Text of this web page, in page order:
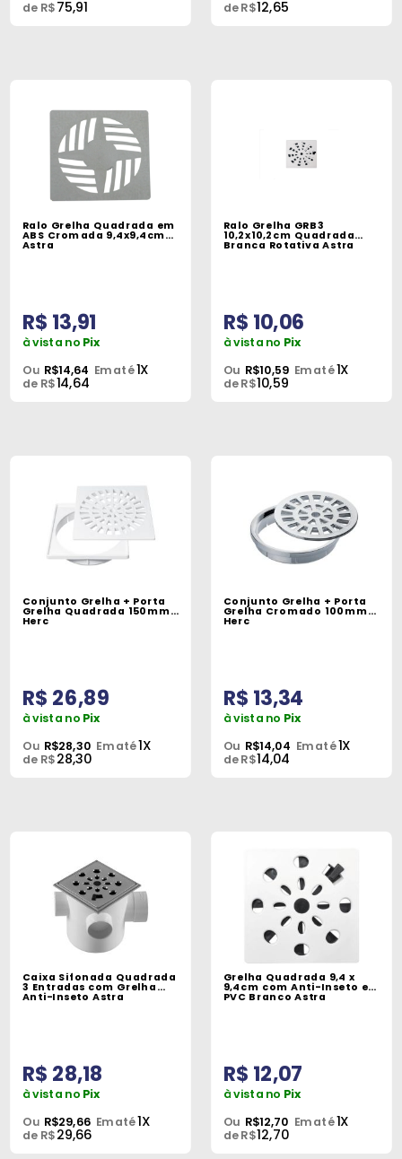
de R$75,91 de R$12,65
Ralo Grelha Quadrada em
ABS Cromada 9,4x9,4cm
Astra
R$ 13,91
à vista no Pix
Ou R$14,64 Em até1X
de R$14,64
Ralo Grelha GRB3
10,2x10,2cm Quadrada
Branca Rotativa Astra
R$ 10,06
à vista no Pix
Ou R$10,59 Em até1X
de R$10,59
Conjunto Grelha + Porta
Grelha Quadrada 150mm
Herc
R$ 26,89
à vista no Pix
Ou R$28,30 Em até1X
de R$28,30
Conjunto Grelha + Porta
Grelha Cromado 100mm
Herc
R$ 13,34
à vista no Pix
Ou R$14,04 Em até1X
de R$14,04
Caixa Sifonada Quadrada
3 Entradas com Grelha
Anti-Inseto Astra
R$ 28,18
à vista no Pix
Ou R$29,66 Em até1X
de R$29,66
Grelha Quadrada 9,4 x
9,4cm com Anti-Inseto em
PVC Branco Astra
R$ 12,07
à vista no Pix
Ou R$12,70 Em até1X
de R$12,70